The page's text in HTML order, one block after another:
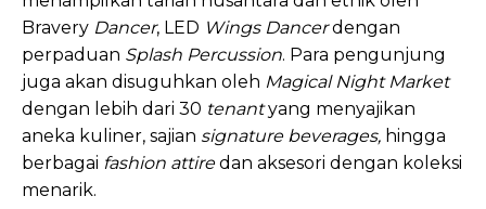
Bravery Dancer, LED Wings Dancerdengan
perpaduan Splash Percussion. Para pengunjung
juga akan disuguhkan oleh Magical Night Market
dengan lebih dari 30 tenantyang menyajikan
aneka kuliner, sajian signature beverages, hingga
berbagai fashion attiredan aksesori dengan koleksi
menarik.